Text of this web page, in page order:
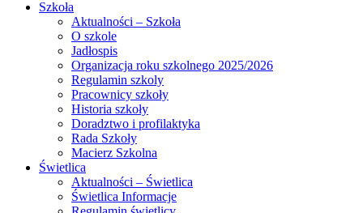
Szkoła
Aktualności – Szkoła
O szkole
Jadłospis
Organizacja roku szkolnego 2025/2026
Regulamin szkoly
Pracownicy szkoły
Historia szkoły
Doradztwo i profilaktyka
Rada Szkoły
Macierz Szkolna
Świetlica
Aktualności – Świetlica
Świetlica Informacje